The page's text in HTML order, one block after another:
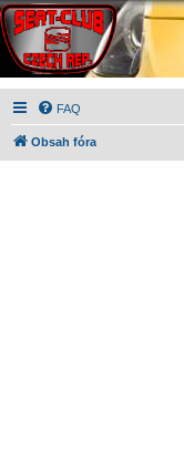
FAQ
Obsah fóra